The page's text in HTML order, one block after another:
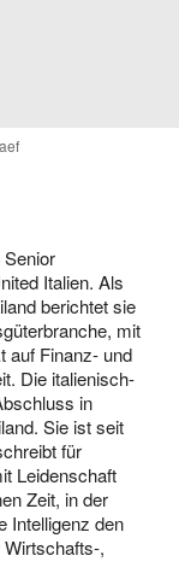
Italien. Als
berichtet sie
mit
auf Finanz- und
Die italienisch-
in
Sie ist seit
für
Leidenschaft
Zeit, in der
Intelligenz den
Wirtschafts-,